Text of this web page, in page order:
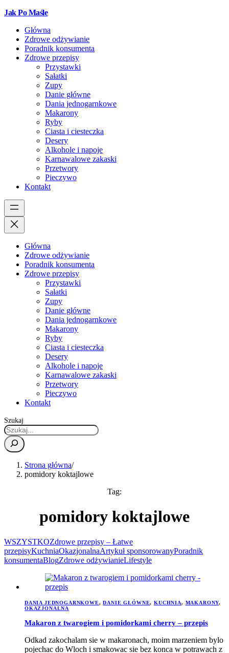
Jak Po Maśle
Główna
Zdrowe odżywianie
Poradnik konsumenta
Zdrowe przepisy
Przystawki
Sałatki
Zupy
Danie główne
Dania jednogarnkowe
Makarony
Ryby
Ciasta i ciesteczka
Desery
Alkohole i napoje
Karnawalowe zakaski
Przetwory
Pieczywo
Kontakt
Główna
Zdrowe odżywianie
Poradnik konsumenta
Zdrowe przepisy
Przystawki
Sałatki
Zupy
Danie główne
Dania jednogarnkowe
Makarony
Ryby
Ciasta i ciesteczka
Desery
Alkohole i napoje
Karnawalowe zakaski
Przetwory
Pieczywo
Kontakt
Szukaj
Strona główna/
pomidory koktajlowe
Tag:
pomidory koktajlowe
WSZYSTKOZdrowe przepisy – Łatwe
przepisyKuchniaOkazjonalnaArtykuł sponsorowanyPoradnik
konsumentaBlogZdrowe odżywianieLifestyle
DANIA JEDNOGARNKOWE,DANIE GŁÓWNE,KUCHNIA, MAKARONY,
OKAZJONALNA
Makaron z twarogiem i pomidorkami cherry – przepis
Odkad zakochalam sie w makaronach, moim marzeniem bylo
pojechac do Wloch i smakowac sie bez konca w potrawach z